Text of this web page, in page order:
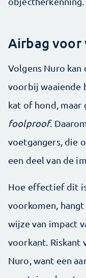
Airbag voor
Volgens Nuro kan
voorbij waaiende
kat of hond, maar
foolproof.
voetgangers, die
een deel van de
Hoe effectief dit
voorkomen,
wijze van impact
voorkant. Riskant
Nuro, want een